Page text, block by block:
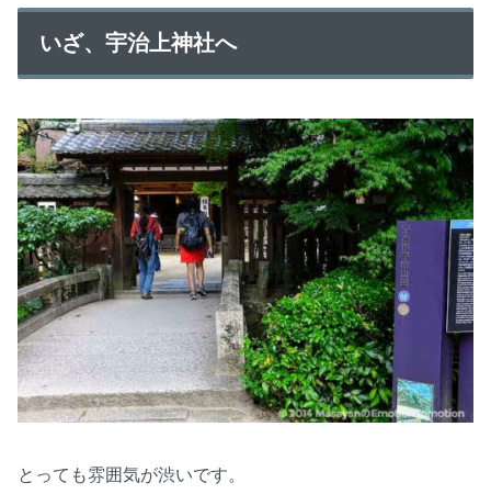
いざ、宇治上神社へ
とっても雰囲気が渋いです。